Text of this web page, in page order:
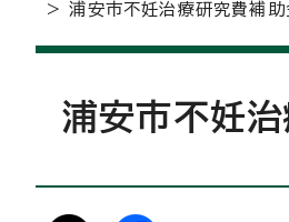
> 浦安市不妊治療研究費補助
浦安市不妊